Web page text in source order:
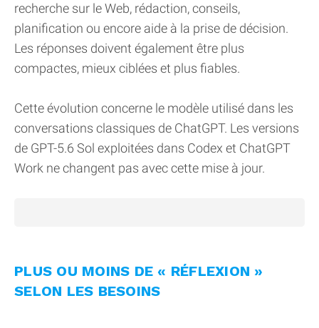
recherche sur le Web, rédaction, conseils,
planification ou encore aide à la prise de décision.
Les réponses doivent également être plus
compactes, mieux ciblées et plus fiables.
Cette évolution concerne le modèle utilisé dans les
conversations classiques de ChatGPT. Les versions
de GPT-5.6 Sol exploitées dans Codex et ChatGPT
Work ne changent pas avec cette mise à jour.
PLUS OU MOINS DE « RÉFLEXION »
SELON LES BESOINS